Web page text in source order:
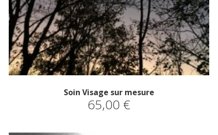
Soin Visage sur mesure
65,00 €